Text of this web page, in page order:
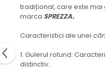
tradițional, care este mai
marca SPREZZA.
Caracteristici ale unei
1. Gulerul rotund:
distinctiv.